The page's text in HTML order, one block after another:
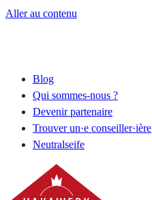
Aller au contenu
Blog
Qui sommes-nous ?
Devenir partenaire
Trouver un·e conseiller·ière
Neutralseife